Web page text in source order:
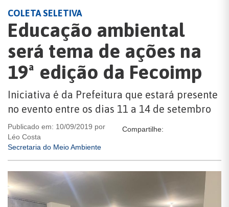
COLETA SELETIVA
Educação ambiental
será tema de ações na
19ª edição da Fecoimp
Iniciativa é da Prefeitura que estará presente
no evento entre os dias 11 a 14 de setembro
Publicado em: 10/09/2019 por
Léo Costa
Secretaria do Meio Ambiente
Compartilhe: